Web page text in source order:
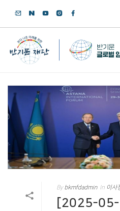
By bkmfdadmin In 이사
[2025-